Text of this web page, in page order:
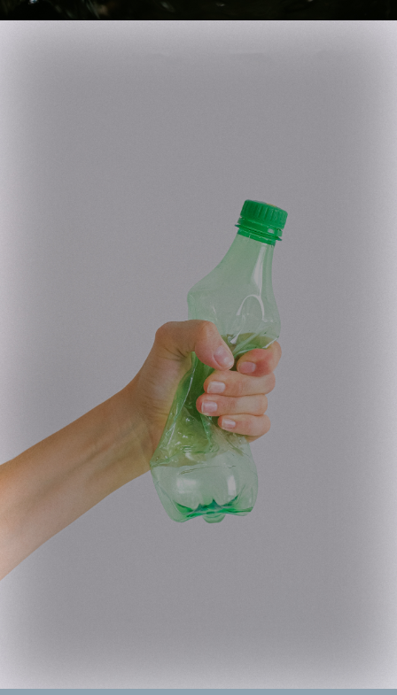
1º
Lajes das Flores
Porto Moniz